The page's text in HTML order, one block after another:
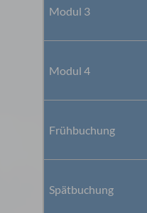
Modul 3
Modul 4
Frühbuchung
Spätbuchung